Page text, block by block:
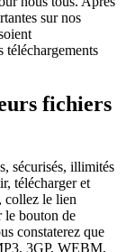
sur nos
téléchargements
fichiers
sécurisés, illimités
télécharger et
collez le lien
le bouton de
constaterez que
3GP, WEBM,